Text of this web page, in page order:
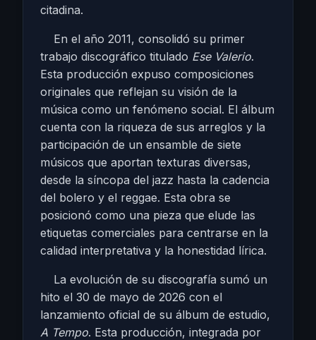
citadina.
En el año 2011, consolidó su primer
trabajo discográfico titulado Ese Valerio.
Esta producción expuso composiciones
originales que reflejan su visión de la
música como un fenómeno social. El álbum
cuenta con la riqueza de sus arreglos y la
participación de un ensamble de siete
músicos que aportan texturas diversas,
desde la síncopa del jazz hasta la cadencia
del bolero y el reggae. Esta obra se
posicionó como una pieza que elude las
etiquetas comerciales para centrarse en la
calidad interpretativa y la honestidad lírica.
La evolución de su discografía sumó un
hito el 30 de mayo de 2026 con el
lanzamiento oficial de su álbum de estudio,
A Tempo. Esta producción, integrada por